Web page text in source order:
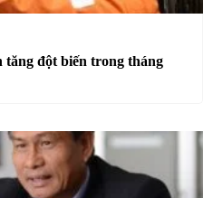
tăng đột biến trong tháng